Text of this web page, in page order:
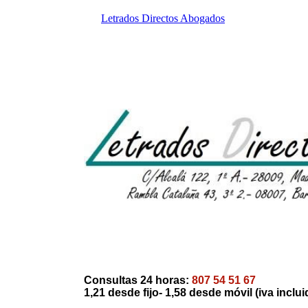
Letrados Directos Abogados
Consultas 24 horas: 807 54 51 67
1,21 desde fijo- 1,58 desde móvil (iva